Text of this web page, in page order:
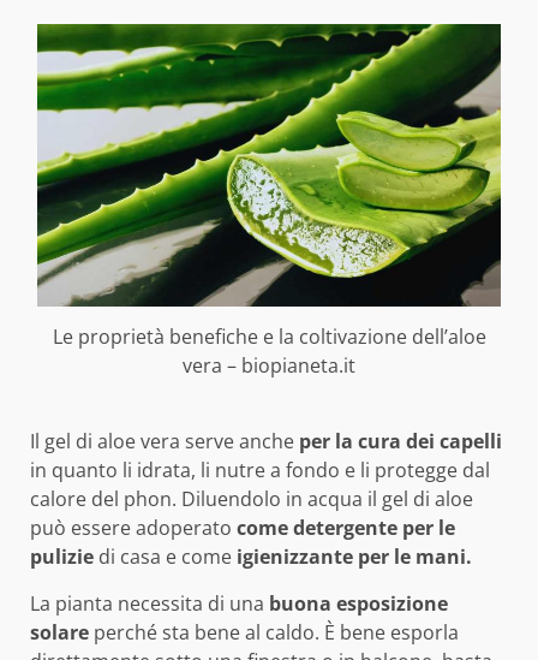
Le proprietà benefiche e la coltivazione dell’aloe
vera – biopianeta.it
Il gel di aloe vera serve anche per la cura dei capelli
in quanto li idrata, li nutre a fondo e li protegge dal
calore del phon. Diluendolo in acqua il gel di aloe
può essere adoperato come detergente per le
pulizie di casa e come igienizzante per le mani.
La pianta necessita di una buona esposizione
solare perché sta bene al caldo. È bene esporla